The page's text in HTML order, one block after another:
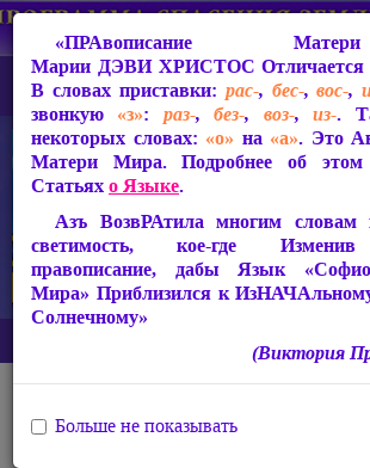
Изтарические материалы
«ПРАвописание
Марии ДЭВИ ХРИСТОС
В словах приставки: рас-, бес-,вос-,
звонкую «з»: раз-,без-, воз-,из-.
некоторых словах: «о» на «а». Это
Матери Мира. Подробнее об
Статьяхо Языке.
Азъ ВозвРАтила многим словам
светимость, кое-где Изменив
правописание, дабы Язык
Мира» Приблизился к
Солнечному»
(Виктория
Больше не показывать